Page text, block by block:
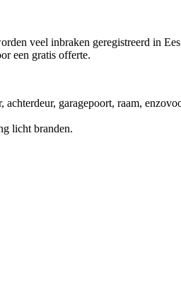
veel inbraken geregistreerd in
een gratis offerte.
garagepoort, raam,
licht branden.